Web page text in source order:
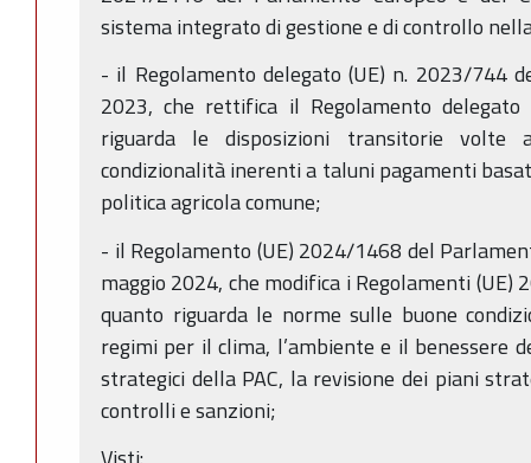
sistema integrato di gestione e di controllo
- il Regolamento delegato (UE) n. 2023/744
2023, che rettifica il Regolamento
riguarda le disposizioni transitorie volte
condizionalità inerenti a taluni pagamenti
politica agricola comune;
- il Regolamento (UE) 2024/1468 del
maggio 2024, che modifica i Regolamenti
quanto riguarda le norme sulle buone
regimi per il clima, l’ambiente e il benessere
strategici della PAC, la revisione dei piani
controlli e sanzioni;